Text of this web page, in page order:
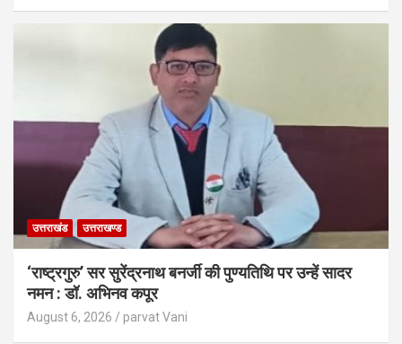
उत्तराखंड उत्तराखण्ड
‘राष्ट्रगुरु’ सर सुरेंद्रनाथ बनर्जी की पुण्यतिथि पर उन्हें सादर
नमन : डॉ. अभिनव कपूर
August 6, 2026 parvat Vani